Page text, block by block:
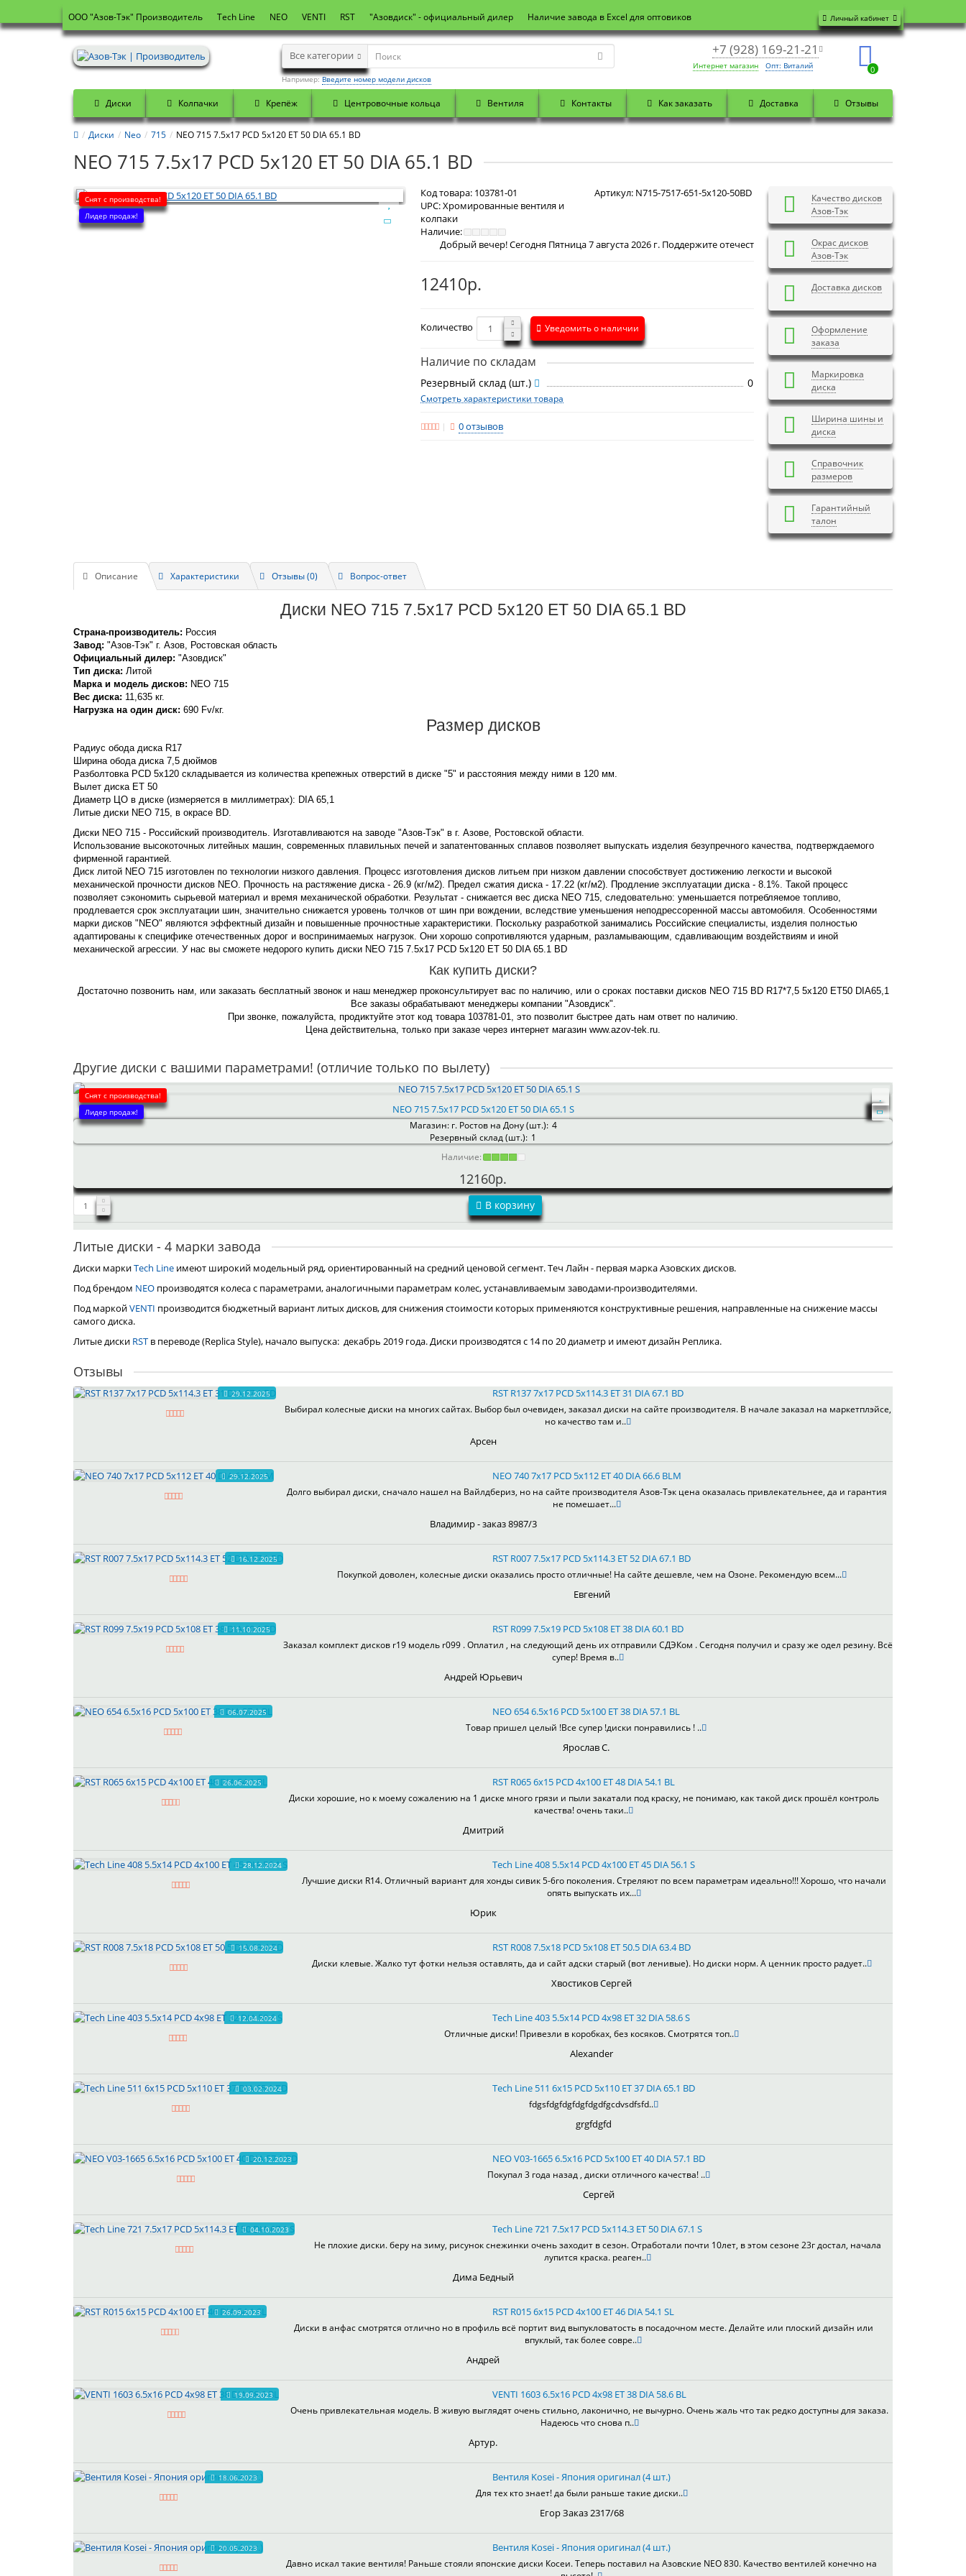
Личный кабинет
OOO "Азов-Тэк" Производитель Tech Line NEO VENTI RST "Азовдиск" - официальный дилер Наличие завода в Excel для оптовиков
+7 (928) 169-21-21
Интернет магазин Опт: Виталий 0
Все категории
Например:Введите номер модели дисков
Диски Колпачки Крепёж Центровочные кольца Вентиля Контакты Как заказать Доставка Отзывы
Диски Neo 715 NEO 715 7.5x17 PCD 5x120 ET 50 DIA 65.1 BD
NEO 715 7.5x17 PCD 5x120 ET 50 DIA 65.1 BD
Снят с производства!
Лидер продаж!
Код товара: 103781-01 Артикул:N715-7517-651-5x120-50BD
UPC:Хромированные вентиля и
колпаки
Наличие:
Добрый вечер! СегодняПятница 7 августа 2026 г.
12410р.
Количество Уведомить о наличии
Наличие по складам
Резервный склад (шт.) 0
Смотреть характеристики товара
0 отзывов
Качество дисков
Азов-Тэк
Окрас дисков
Азов-Тэк
Доставка дисков
Оформление
заказа
Маркировка
диска
Ширина шины и
диска
Справочник
размеров
Гарантийный
талон
Описание Характеристики Отзывы (0) Вопрос-ответ
Диски NEO 715 7.5x17 PCD 5x120 ET 50 DIA 65.1 BD
Страна-производитель: Россия
Завод: "Азов-Тэк" г. Азов, Ростовская область
Официальный дилер: "Азовдиск"
Тип диска: Литой
Марка и модель дисков: NEO 715
Вес диска: 11,635 кг.
Нагрузка на один диск: 690 Fv/кг.
Размер дисков
Радиус обода диска R17
Ширина обода диска 7,5 дюймов
Разболтовка PCD 5x120 складывается из количества крепежных отверстий в диске "5" и расстояния между ними в 120 мм.
Вылет диска ET 50
Диаметр ЦО в диске (измеряется в миллиметрах): DIA 65,1
Литые диски NEO 715, в окрасе BD.
Диски NEO 715 - Российский производитель. Изготавливаются на заводе "Азов-Тэк" в г. Азове, Ростовской области.
Использование высокоточных литейных машин, современных плавильных печей и запатентованных сплавов позволяет выпускать изделия безупречного качества, подтверждаемого
фирменной гарантией.
Диск литой NEO 715 изготовлен по технологии низкого давления. Процесс изготовления дисков литьем при низком давлении способствует достижению легкости и высокой
механической прочности дисков NEO. Прочность на растяжение диска - 26.9 (кг/м2). Предел сжатия диска - 17.22 (кг/м2). Продление эксплуатации диска - 8.1%. Такой процесс
позволяет сэкономить сырьевой материал и время механической обработки. Результат - снижается вес диска NEO 715, следовательно: уменьшается потребляемое топливо,
продлевается срок эксплуатации шин, значительно снижается уровень толчков от шин при вождении, вследствие уменьшения неподрессоренной массы автомобиля. Особенностями
марки дисков "NEO" являются эффектный дизайн и повышенные прочностные характеристики. Поскольку разработкой занимались Российские специалисты, изделия полностью
адаптированы к специфике отечественных дорог и воспринимаемых нагрузок. Они хорошо сопротивляются ударным, разламывающим, сдавливающим воздействиям и иной
механической агрессии. У нас вы сможете недорого купить диски NEO 715 7.5x17 PCD 5x120 ET 50 DIA 65.1 BD
Как купить диски?
Достаточно позвонить нам, или заказать бесплатный звонок и наш менеджер проконсультирует вас по наличию, или о сроках поставки дисков NEO 715 BD R17*7,5 5x120 ET50 DIA65,1
Все заказы обрабатывают менеджеры компании "Азовдиск".
При звонке, пожалуйста, продиктуйте этот код товара 103781-01, это позволит быстрее дать нам ответ по наличию.
Цена действительна, только при заказе через интернет магазин www.azov-tek.ru.
Другие диски с вашими параметрами! (отличие только по вылету)
Снят с производства!
Лидер продаж!
NEO 715 7.5x17 PCD 5x120 ET 50 DIA 65.1 S
Магазин: г. Ростов на Дону (шт.): 4
Резервный склад (шт.): 1
Наличие:
12160р.
В корзину
Литые диски - 4 марки завода
Диски маркиTech Line имеют широкий модельный ряд, ориентированный на средний ценовой сегмент. Теч Лайн - первая марка Азовских дисков.
Под брендом NEO производятся колеса с параметрами, аналогичными параметрам колес, устанавливаемым заводами-производителями.
Под маркойVENTI производится бюджетный вариант литых дисков, для снижения стоимости которых применяются конструктивные решения, направленные на снижение массы
самого диска.
Литые диски RST в переводе (Replica Style), начало выпуска: декабрь 2019 года. Диски производятся с 14 по 20 диаметр и имеют дизайн Реплика.
Отзывы
29.12.2025 RST R137 7x17 PCD 5x114.3 ET 31 DIA 67.1 BD
Выбирал колесные диски на многих сайтах. Выбор был очевиден, заказал диски на сайте производителя. В начале заказал на маркетплэйсе,
но качество там и..
Арсен
29.12.2025 NEO 740 7x17 PCD 5x112 ET 40 DIA 66.6 BLM
Долго выбирал диски, сначало нашел на Вайлдбериз, но на сайте производителя Азов-Тэк цена оказалась привлекательнее, да и гарантия
не помешает...
Владимир - заказ 8987/3
16.12.2025 RST R007 7.5x17 PCD 5x114.3 ET 52 DIA 67.1 BD
Покупкой доволен, колесные диски оказались просто отличные! На сайте дешевле, чем на Озоне. Рекомендую всем...
Евгений
11.10.2025 RST R099 7.5x19 PCD 5x108 ET 38 DIA 60.1 BD
Заказал комплект дисков r19 модель r099 . Оплатил , на следующий день их отправили СДЭКом . Сегодня получил и сразу же одел резину. Всё
супер! Время в..
Андрей Юрьевич
06.07.2025 NEO 654 6.5x16 PCD 5x100 ET 38 DIA 57.1 BL
Товар пришел целый !Все супер !диски понравились ! ..
Ярослав С.
26.06.2025 RST R065 6x15 PCD 4x100 ET 48 DIA 54.1 BL
Диски хорошие, но к моему сожалению на 1 диске много грязи и пыли закатали под краску, не понимаю, как такой диск прошёл контроль
качества! очень таки..
Дмитрий
28.12.2024 Tech Line 408 5.5x14 PCD 4x100 ET 45 DIA 56.1 S
Лучшие диски R14. Отличный вариант для хонды сивик 5-6го поколения. Стреляют по всем параметрам идеально!!! Хорошо, что начали
опять выпускать их...
Юрик
15.08.2024 RST R008 7.5x18 PCD 5x108 ET 50.5 DIA 63.4 BD
Диски клевые. Жалко тут фотки нельзя оставлять, да и сайт адски старый (вот ленивые). Но диски норм. А ценник просто радует..
Хвостиков Сергей
12.04.2024 Tech Line 403 5.5x14 PCD 4x98 ET 32 DIA 58.6 S
Отличные диски! Привезли в коробках, без косяков. Смотрятся топ..
Alexander
03.02.2024 Tech Line 511 6x15 PCD 5x110 ET 37 DIA 65.1 BD
fdgsfdgfdgfdgfdgdfgcdvsdfsfd..
grgfdgfd
20.12.2023 NEO V03-1665 6.5x16 PCD 5x100 ET 40 DIA 57.1 BD
Покупал 3 года назад , диски отличного качества! ..
Сергей
04.10.2023 Tech Line 721 7.5x17 PCD 5x114.3 ET 50 DIA 67.1 S
Не плохие диски. беру на зиму, рисунок снежинки очень заходит в сезон. Отработали почти 10лет, в этом сезоне 23г достал, начала
лупится краска. реаген..
Дима Бедный
26.09.2023 RST R015 6x15 PCD 4x100 ET 46 DIA 54.1 SL
Диски в анфас смотрятся отлично но в профиль всё портит вид выпукловатость в посадочном месте. Делайте или плоский дизайн или
впуклый, так более совре..
Андрей
19.09.2023 VENTI 1603 6.5x16 PCD 4x98 ET 38 DIA 58.6 BL
Очень привлекательная модель. В живую выглядят очень стильно, лаконично, не вычурно. Очень жаль что так редко доступны для заказа.
Надеюсь что снова п..
Артур.
18.06.2023 Вентиля Kosei - Япония оригинал (4 шт.)
Для тех кто знает! да были раньше такие диски..
Егор Заказ 2317/68
20.05.2023 Вентиля Kosei - Япония оригинал (4 шт.)
Давно искал такие вентиля! Раньше стояли японские диски Косеи. Теперь поставил на Азовские NEO 830. Качество вентилей конечно на